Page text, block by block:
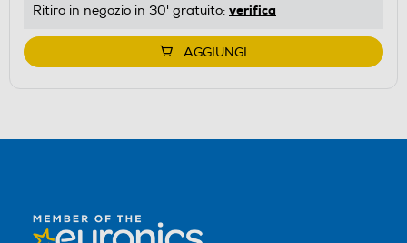
Ritiro in negozio in 30' gratuito: verifica
AGGIUNGI